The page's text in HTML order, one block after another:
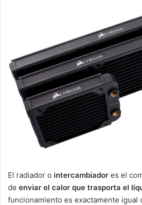
El radiador o intercambiador es el
de enviar el calor que trasporta el
funcionamiento es exactamente igual